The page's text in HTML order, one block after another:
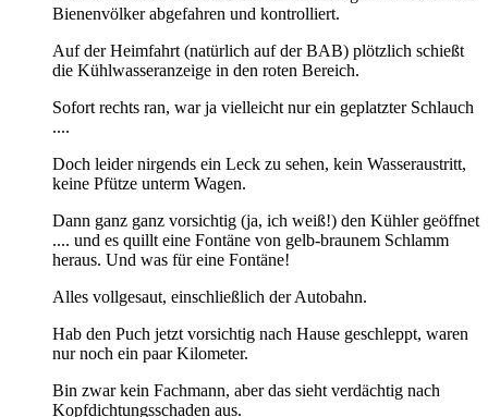
Bienenvölker abgefahren und kontrolliert.
Auf der Heimfahrt (natürlich auf der BAB) plötzlich schießt
die Kühlwasseranzeige in den roten Bereich.
Sofort rechts ran, war ja vielleicht nur ein geplatzter Schlauch
....
Doch leider nirgends ein Leck zu sehen, kein Wasseraustritt,
keine Pfütze unterm Wagen.
Dann ganz ganz vorsichtig (ja, ich weiß!) den Kühler geöffnet
.... und es quillt eine Fontäne von gelb-braunem Schlamm
heraus. Und was für eine Fontäne!
Alles vollgesaut, einschließlich der Autobahn.
Hab den Puch jetzt vorsichtig nach Hause geschleppt, waren
nur noch ein paar Kilometer.
Bin zwar kein Fachmann, aber das sieht verdächtig nach
Kopfdichtungsschaden aus.